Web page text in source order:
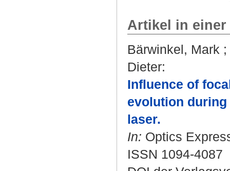
Artikel in
Bärwinkel, Mark ;
Dieter:
Influence of
evolution
laser.
In: Optics
ISSN 1094-4087